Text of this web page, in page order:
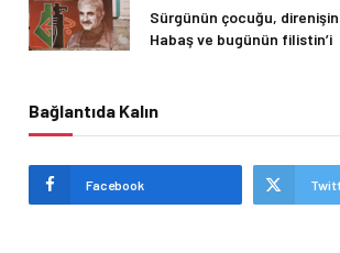
Sürgünün çocuğu,
Habaş ve bugünün filistin’i
Bağlantıda Kalın
Facebook